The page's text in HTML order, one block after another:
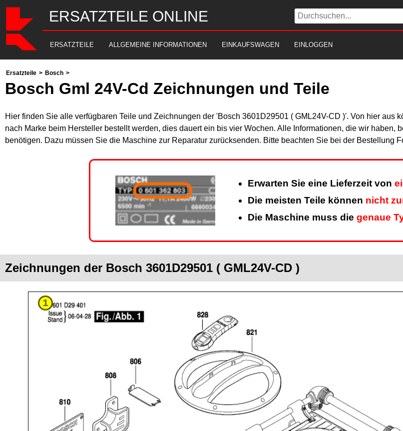
ERSATZTEILE ONLINE
ERSATZTEILE ALLGEMEINE INFORMATIONEN EINKAUFSWAGEN EINLOGGEN
Ersatzteile > Bosch >
Bosch Gml 24V-Cd Zeichnungen und Teile
Hier finden Sie alle verfügbaren Teile und Zeichnungen der 'Bosch 3601D29501 ( GML24V-CD )'. Von hier
nach Marke beim Hersteller bestellt werden, dies dauert ein bis vier Wochen. Alle Informationen, die wir
benötigen. Dazu müssen Sie die Maschine zur Reparatur zurücksenden. Bitte beachten Sie bei der Bestellung
Erwarten Sie eine Lieferzeit von
Die meisten Teile können nicht
Die Maschine muss die genaue
Zeichnungen der Bosch 3601D29501 ( GML24V-CD )
1